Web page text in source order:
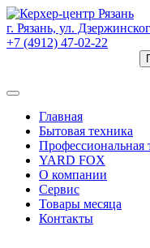
г. Рязань, ул.
+7 (4912) 47-02-22
Главная
Бытовая техника
Профессиональная
YARD FOX
О компании
Сервис
Товары месяца
Контакты